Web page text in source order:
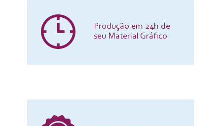
Produção em 24h de
seu Material Gráfico